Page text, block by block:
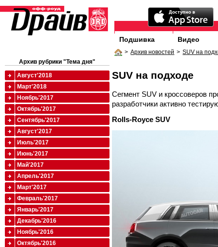
Подшивка Видео
> Архив новостей > SUV на
SUV на подходе
Сегмент SUV и кроссоверов
разработчики активно
Rolls-Royce SUV
Архив рубрики "Тема дня"
Август'2018
Март'2018
Ноябрь'2017
Октябрь'2017
Сентябрь'2017
Август'2017
Июль'2017
Июнь'2017
Май'2017
Апрель'2017
Март'2017
Февраль'2017
Январь'2017
Декабрь'2016
Ноябрь'2016
Октябрь'2016